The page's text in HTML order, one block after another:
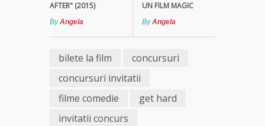
AFTER" (2015)
ByAngela
UN FILM MAGIC
ByAngela
bilete la film
concursuri
concursuri invitatii
filme comedie
get hard
invitatii concurs